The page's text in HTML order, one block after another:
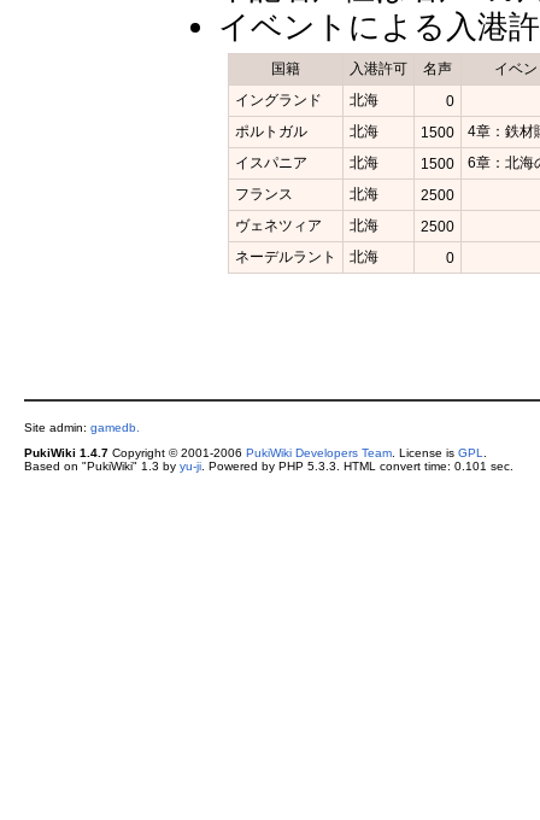
イベントによる入港
国籍 入港許可 名声
イベ
イングランド
北海
0
ポルトガル
北海 1500
4章：鉄材
イスパニア
北海 1500
6章：北海
フランス
北海
2500
ヴェネツィア
北海
2500
ネーデルラント
北海 0
Site admin: gamedb.
PukiWiki 1.4.7Copyright © 2001-2006 PukiWiki Developers Team. License is GPL
Based on "PukiWiki" 1.3 by yu-ji. Powered by PHP 5.3.3. HTML convert time: 0.101 sec.